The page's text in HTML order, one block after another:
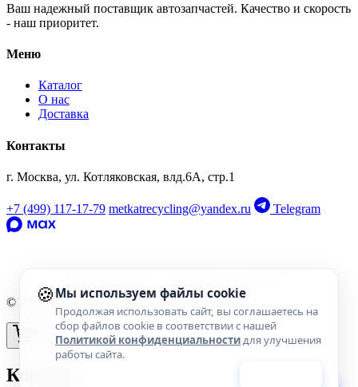
‹ ›
OEM: 06G906036AK
Ваш надежный поставщик автозапчастей. Качество и скорость
- наш приоритет.
Меню
Каталог
О нас
Доставка
Контакты
г. Москва, ул. Котляковская, влд.6А, стр.1
+7 (499) 117-17-79 metkatrecycling@yandex.ru Telegram
© 2026 МскТопРазбор. Все права защищены.
Корзина
🍪 Мы используем файлы cookie
Продолжая использовать сайт, вы соглашаетесь на
сбор файлов cookie в соответствии с нашей
Политикой конфиденциальностидля улучшения
работы сайта.